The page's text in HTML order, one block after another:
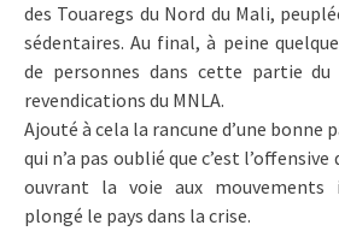
des Touaregs du Nord du Mali,
sédentaires. Au final, à peine
de personnes dans cette partie du
revendications du MNLA.
Ajouté à cela la rancune d’une
qui n’a pas oublié que c’est
ouvrant la voie aux mouvements
plongé le pays dans la crise.